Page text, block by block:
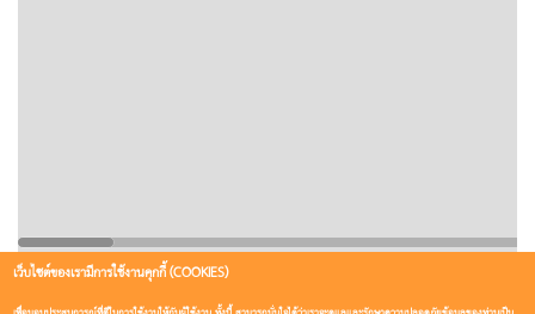
เว็บไซต์ของเรามีการใช้งานคุกกี้ (COOKIES)